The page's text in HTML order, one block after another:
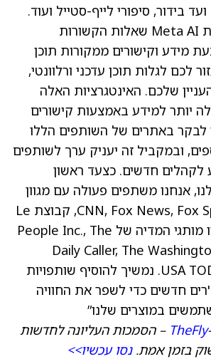
בידור, סיפורי לייף-סטייל ועוד.
כשאתם שואלים את Meta AI שאלות הקשורות
מידע וקישורים ממקורות תוכן
לכם לגלות תוכן עדכני ורלוונטי,
שלכם. האינטגרציות האלה
יותר למידע באמצעות קישורים
לבקר באתרים של השותפים הללו
ובמקביל זה יעניק ערך לשותפים
לקהלים חדשים. כצעד ראשון
אנחנו משתפים פעולה עם מגוון
גופי מדיה – CNN, Fox News, Fox Sports, קבוצת Le
Monde, פורטפוליו מותגי המדיה של People Inc., The
Daily Caller, The
TODAY ורשת USA TODAY. נמשיך להוסיף שותפויות
חדשים כדי לשפר את החוויה
במוצרים שלנו”
TheFly – הסמכות העליונה לחדשות
בזמן אמת.נסו עכשיו>>